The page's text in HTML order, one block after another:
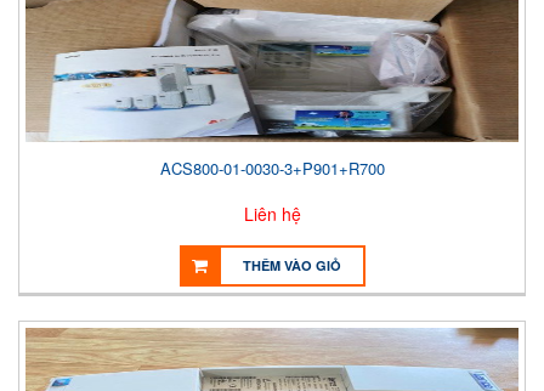
ACS800-01-0030-3+P901+R700
Liên hệ
THÊM VÀO GIỎ